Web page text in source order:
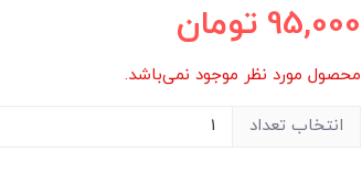
95,000 تومان
محصول مورد نظر موجود نمی‌باشد.
انتخاب تعداد